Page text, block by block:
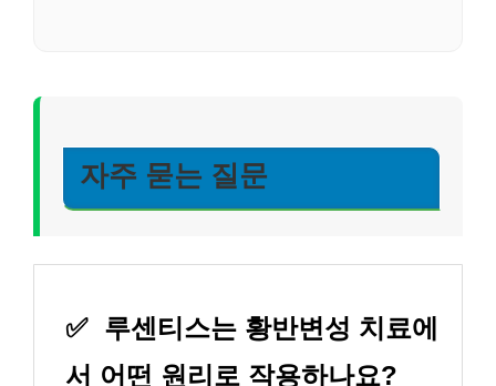
자주 묻는 질문
✅ 루센티스는 황반변성 치료에
서 어떤 원리로 작용하나요?